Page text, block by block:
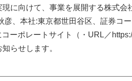
に向けて、事業を展開する株式会
彦、本社:東京都世田谷区、証券コ
ーポレートサイト（・URL／
らせします。